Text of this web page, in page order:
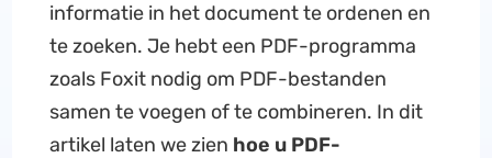
informatie in het document te ordenen en
te zoeken. Je hebt een PDF-programma
zoals Foxit nodig om PDF-bestanden
samen te voegen of te combineren. In dit
artikel laten we zien hoe u PDF-